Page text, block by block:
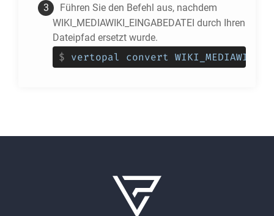
Führen Sie den Befehl aus, nachdem
WIKI_MEDIAWIKI_EINGABEDATEI durch Ihren
Dateipfad ersetzt wurde.
$ vertopal convert